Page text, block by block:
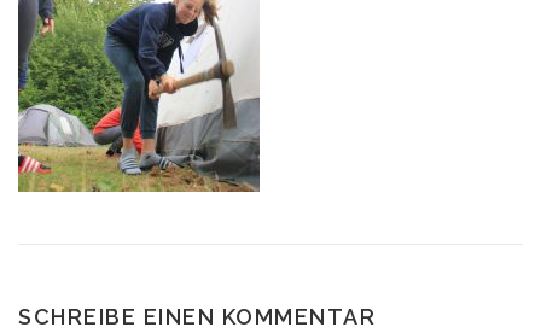
SCHREIBE EINEN KOMMENTAR